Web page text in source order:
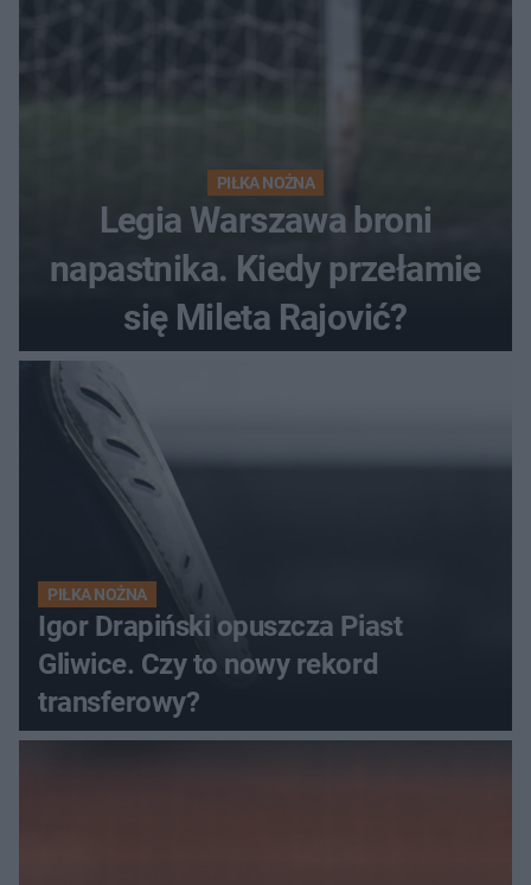
PIŁKA NOŻNA
Legia Warszawa broni
napastnika. Kiedy przełamie
się Mileta Rajović?
PIŁKA NOŻNA
Igor Drapiński opuszcza Piast
Gliwice. Czy to nowy rekord
transferowy?